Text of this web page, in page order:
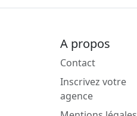
A propos
Contact
Inscrivez votre
agence